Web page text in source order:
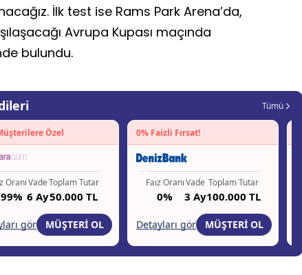
İlk test ise Rams Park Arena’da,
Avrupa Kupası maçında
bulundu.